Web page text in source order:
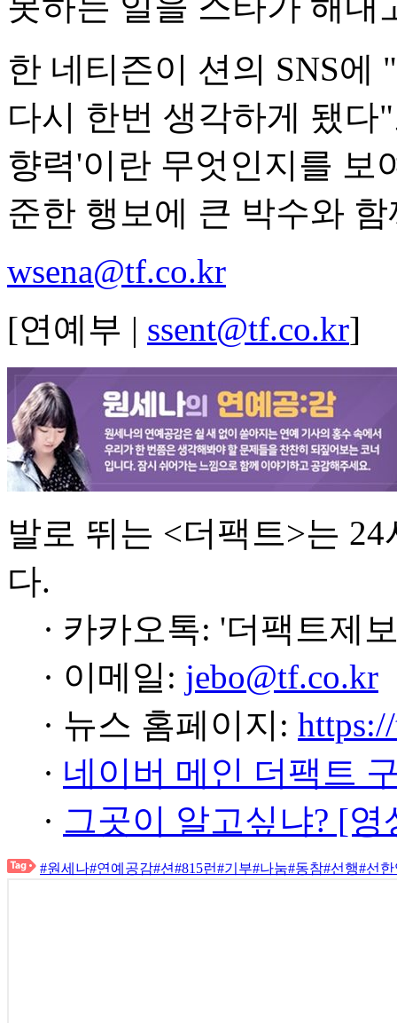
한 네티즌이 션의 SNS에
다시 한번 생각하게 됐
향력'이란 무엇인지를 보
준한 행보에 큰 박수와
wsena@tf.co.kr
[연예부 | ssent@tf.co.kr]
발로 뛰는 <더팩트>는
다.
· 카카오톡: '더팩트제
· 이메일: jebo@tf.co.kr
· 뉴스 홈페이지:
· 네이버 메인 더팩트
· 그곳이 알고싶냐? [
#원세나#연예공감#션#815런#기부#나눔#동참#선행#선